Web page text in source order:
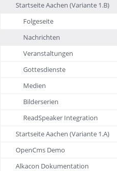
Startseite Aachen (Variante 1.B)
Folgeseite
Nachrichten
Veranstaltungen
Gottesdienste
Medien
Bilderserien
ReadSpeaker Integration
Startseite Aachen (Variante 1.A)
OpenCms Demo
Alkacon Dokumentation